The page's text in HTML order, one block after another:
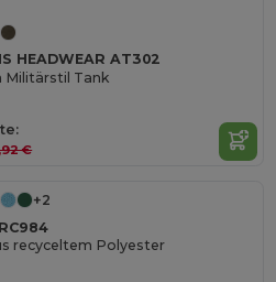
HEADWEAR AT302
Militärstil Tank
€
+2
recyceltem Polyester